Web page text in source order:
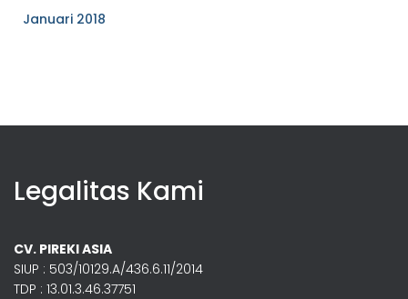
Januari 2018
Legalitas Kami
CV. PIREKI ASIA
SIUP : 503/10129.A/436.6.11/2014
TDP : 13.01.3.46.37751